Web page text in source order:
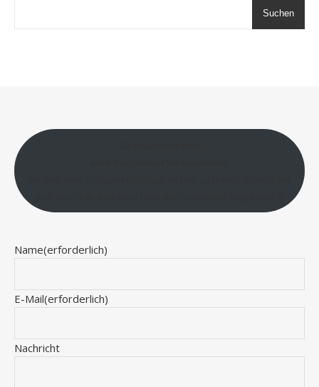
Suchen
Name(erforderlich)
E-Mail(erforderlich)
Nachricht